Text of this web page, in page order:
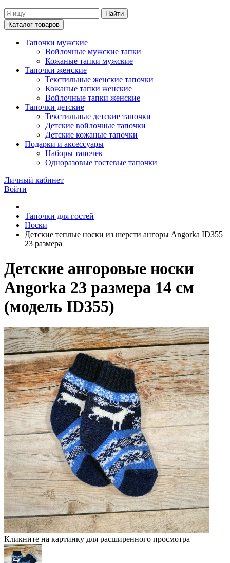
Найти
Каталог товаров
Тапочки мужские
Войлочные мужские тапки
Кожаные тапки мужские
Тапочки женские
Текстильные женские тапочки
Кожаные тапки женские
Войлочные тапки женские
Тапочки детские
Текстильные детские тапочки
Детские войлочные тапочки
Детские кожаные тапочки
Подарки и аксессуары
Наборы тапочек
Одноразовые гостевые тапочки
Личный кабинет
Войти
Тапочки для гостей
Носки
Детские теплые носки из шерсти ангоры Angorka ID355
23 размера
Детские ангоровые носки
Angorka 23 размера 14 см
(модель ID355)
Кликните на картинку для расширенного просмотра